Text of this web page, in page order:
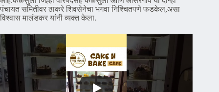
पंचायत समितीवर ठाकरे शिवसेनेचा भगवा निश्चितपणे फडकेल,असा
विश्वास मालंडकर यांनी व्यक्त केला.